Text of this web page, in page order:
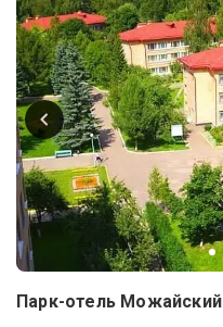
Парк-отель Можайский